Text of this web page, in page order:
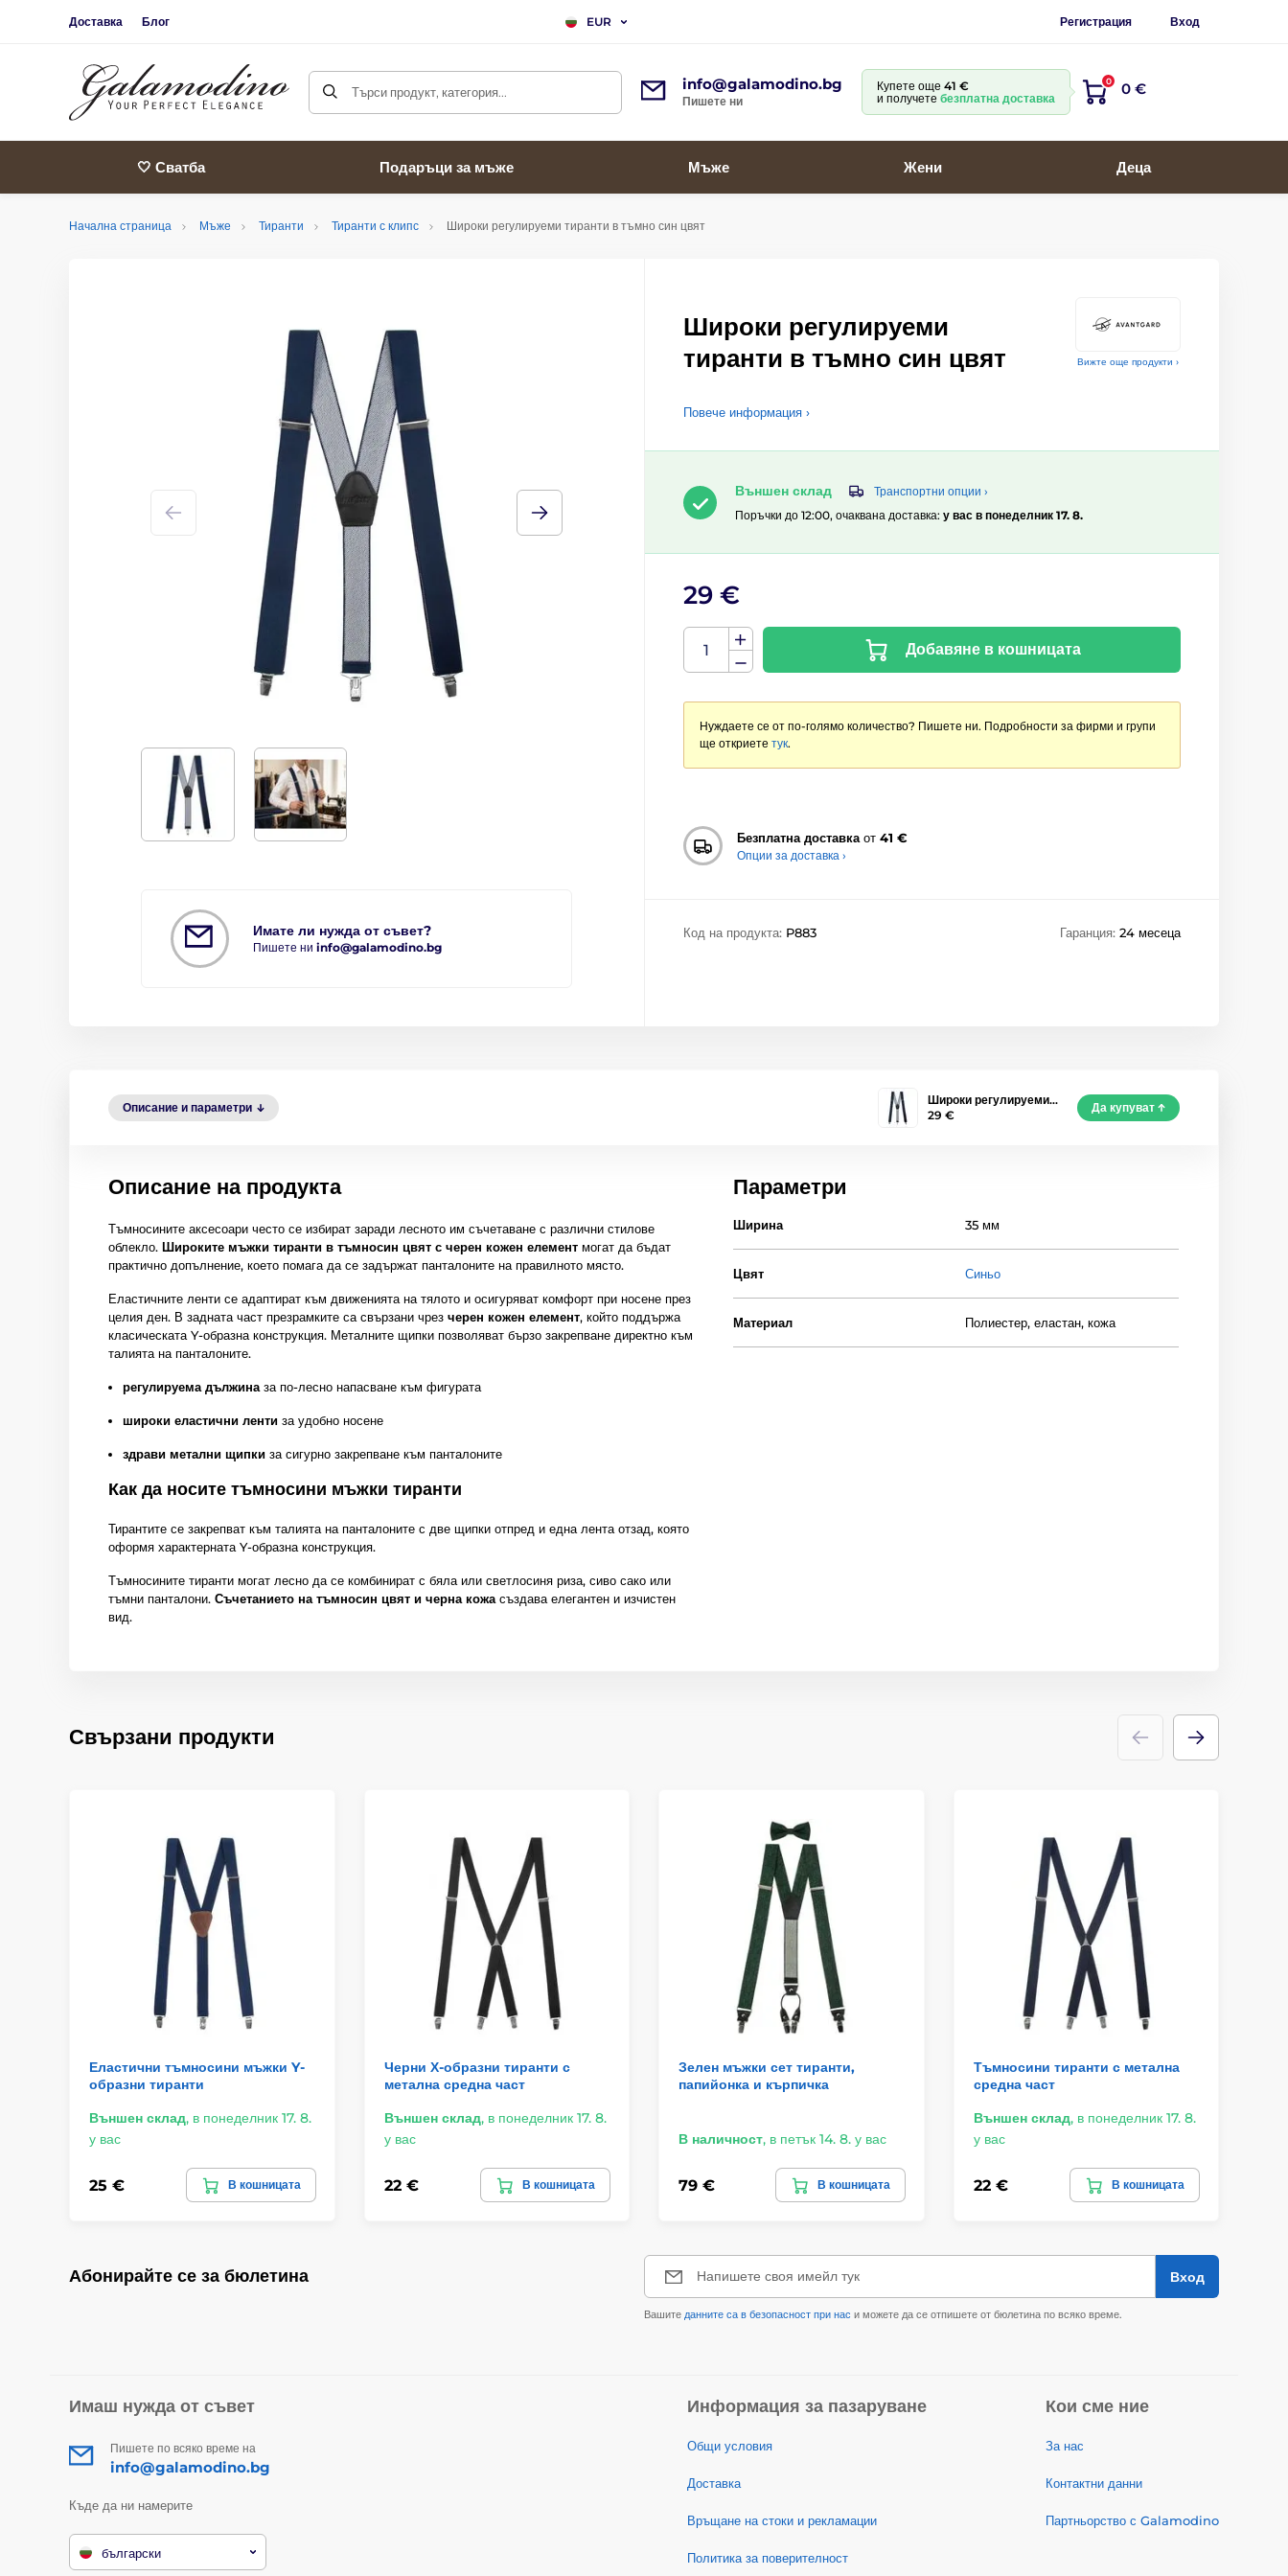
Доставка Блог EUR Регистрация Вход
Търси продукт, категория... info@galamodino.bg
Пишете ни
Купете още 41 €
и получете безплатна доставка
0 0 €
🤍 Сватба Подаръци за мъже Мъже Жени Деца
Начална страница Мъже Тиранти Тиранти с клипс Широки регулируеми тиранти в тъмно син цвят
Вижте още продукти ›
Имате ли нужда от съвет?
Пишете ни info@galamodino.bg
Широки регулируеми
тиранти в тъмно син цвят
Повече информация ›
Външен склад
Транспортни опции ›
Поръчки до 12:00, очаквана доставка: у вас в понеделник 17. 8.
29 €
Добавяне в кошницата
Нуждаете се от по-голямо количество? Пишете ни. Подробности за фирми и групи
ще откриете тук.
Безплатна доставка от 41 €
Опции за доставка ›
Код на продукта: P883 Гаранция: 24 месеца
Описание и параметри
Широки регулируеми…
29 €
Да купуват
Описание на продукта
Тъмносините аксесоари често се избират заради лесното им съчетаване с различни стилове
облекло. Широките мъжки тиранти в тъмносин цвят с черен кожен елемент могат да бъдат
практично допълнение, което помага да се задържат панталоните на правилното място.
Еластичните ленти се адаптират към движенията на тялото и осигуряват комфорт при носене през
целия ден. В задната част презрамките са свързани чрез черен кожен елемент, който поддържа
класическата Y-образна конструкция. Металните щипки позволяват бързо закрепване директно към
талията на панталоните.
регулируема дължина за по-лесно напасване към фигурата
широки еластични ленти за удобно носене
здрави метални щипки за сигурно закрепване към панталоните
Как да носите тъмносини мъжки тиранти
Тирантите се закрепват към талията на панталоните с две щипки отпред и една лента отзад, която
оформя характерната Y-образна конструкция.
Тъмносините тиранти могат лесно да се комбинират с бяла или светлосиня риза, сиво сако или
тъмни панталони. Съчетанието на тъмносин цвят и черна кожа създава елегантен и изчистен
вид.
Параметри
Ширина 35 мм
Цвят Синьо
Материал Полиестер, еластан, кожа
Свързани продукти
Еластични тъмносини мъжки Y-
образни тиранти
Външен склад, в понеделник 17. 8.
у вас
25 € В кошницата
Черни Х-образни тиранти с
метална средна част
Външен склад, в понеделник 17. 8.
у вас
22 € В кошницата
Зелен мъжки сет тиранти,
папийонка и кърпичка
В наличност, в петък 14. 8. у вас
79 € В кошницата
Тъмносини тиранти с метална
средна част
Външен склад, в понеделник 17. 8.
у вас
22 € В кошницата
Абонирайте се за бюлетина Напишете своя имейл тук Вход
Вашите данните са в безопасност при нас и можете да се отпишете от бюлетина по всяко време.
Имаш нужда от съвет
Пишете по всяко време на
info@galamodino.bg
Къде да ни намерите
български
Информация за пазаруване
Общи условия
Доставка
Връщане на стоки и рекламации
Политика за поверителност
Кои сме ние
За нас
Контактни данни
Партньорство с Galamodino